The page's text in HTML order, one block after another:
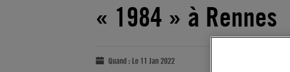
« 1984 » à Rennes
Quand : Le 11 Jan 2022